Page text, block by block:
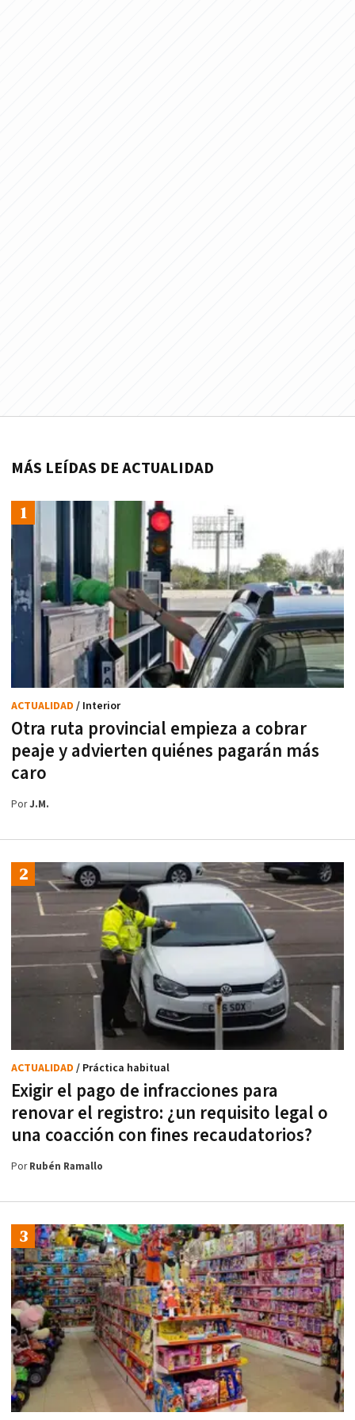
MÁS LEÍDAS DE ACTUALIDAD
Otra ruta provincial empieza a cobrar
peaje y advierten quiénes pagarán más
caro
ACTUALIDAD / Interior
PorJ.M.
Exigir el pago de infracciones para
renovar el registro: ¿un requisito legal o
una coacción con fines recaudatorios?
ACTUALIDAD / Práctica habitual
PorRubén Ramallo